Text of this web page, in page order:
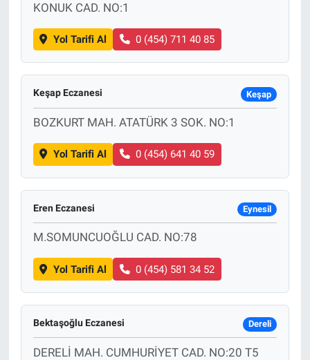
KONUK CAD. NO:1
Yol Tarifi Al 0 (454) 711 40 85
Keşap Eczanesi Keşap
BOZKURT MAH. ATATÜRK 3 SOK. NO:1
Yol Tarifi Al 0 (454) 641 40 59
Eren Eczanesi Eynesil
M.SOMUNCUOĞLU CAD. NO:78
Yol Tarifi Al 0 (454) 581 34 52
Bektaşoğlu Eczanesi Dereli
DERELİ MAH. CUMHURİYET CAD. NO:20 T5